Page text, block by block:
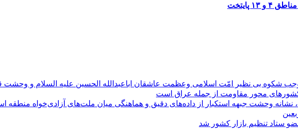
پایتخت
شکوه بی نظیر امّت اسلامی وعظمت عاشقان اباعبدالله الحسین علیه السلام و
کشورهای محور مقاومت از جمله عراق است
وحشت جبهه استکبار از داده‌های دقیق و هماهنگی میان ملت‌های آزادی‌خواه منطقه
ستاد تنظیم بازار کشور شد